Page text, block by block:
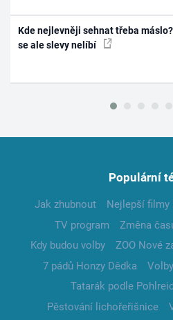
Kde nejlevněji sehnat třeba
se ale slevy nelíbí
Populární
Jak zhubnout Nejlepší filmy
TV program
Změna
Kdy budou volby
ZOO Nové
7 pádů Honzy Dědka
Tatarák podle
Pěstování lichořeřišnice